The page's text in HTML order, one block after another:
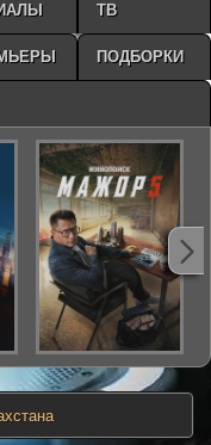
ТВ
ПОДБОРКИ